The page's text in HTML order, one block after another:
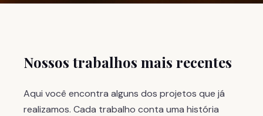
Nossos trabalhos mais recentes
Aqui você encontra alguns dos projetos que já
realizamos. Cada trabalho conta uma história